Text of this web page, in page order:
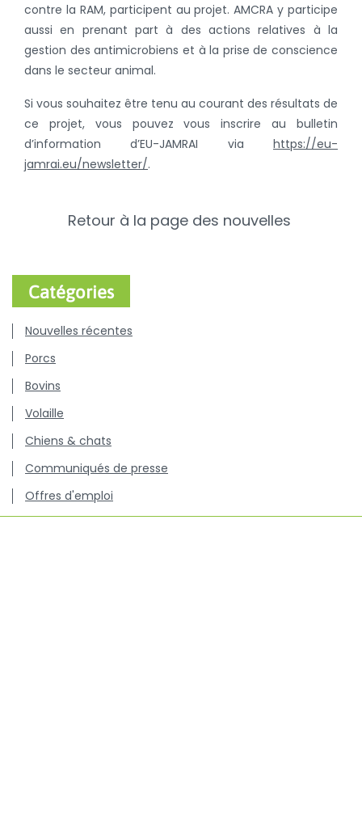
contre la RAM, participent au projet. AMCRA y participe
aussi en prenant part à des actions relatives à la
gestion des antimicrobiens et à la prise de conscience
dans le secteur animal.
Si vous souhaitez être tenu au courant des résultats de
ce projet, vous pouvez vous inscrire au bulletin
d’information d’EU-JAMRAI via https://eu-
jamrai.eu/newsletter/.
Retour à la page des nouvelles
Catégories
Nouvelles récentes
Porcs
Bovins
Volaille
Chiens & chats
Communiqués de presse
Offres d'emploi